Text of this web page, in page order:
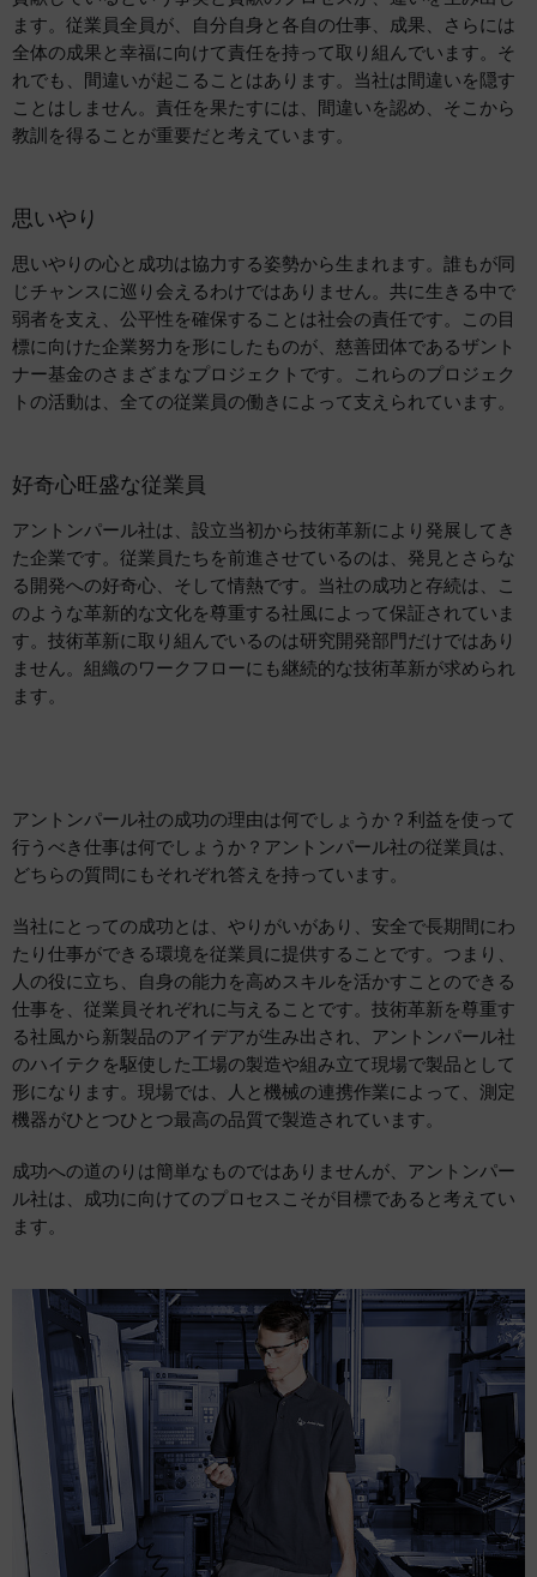
ます。従業員全員が、自分自身と各自の仕事、成果、さらには
全体の成果と幸福に向けて責任を持って取り組んでいます。そ
れでも、間違いが起こることはあります。当社は間違いを隠す
ことはしません。責任を果たすには、間違いを認め、そこから
教訓を得ることが重要だと考えています。
思いやり
思いやりの心と成功は協力する姿勢から生まれます。誰もが同
じチャンスに巡り会えるわけではありません。共に生きる中で
弱者を支え、公平性を確保することは社会の責任です。この目
標に向けた企業努力を形にしたものが、慈善団体であるザント
ナー基金のさまざまなプロジェクトです。これらのプロジェク
トの活動は、全ての従業員の働きによって支えられています。
好奇心旺盛な従業員
アントンパール社は、設立当初から技術革新により発展してき
た企業です。従業員たちを前進させているのは、発見とさらな
る開発への好奇心、そして情熱です。当社の成功と存続は、こ
のような革新的な文化を尊重する社風によって保証されていま
す。技術革新に取り組んでいるのは研究開発部門だけではあり
ません。組織のワークフローにも継続的な技術革新が求められ
ます。
アントンパール社の成功の理由は何でしょうか？利益を使って
行うべき仕事は何でしょうか？アントンパール社の従業員は、
どちらの質問にもそれぞれ答えを持っています。
当社にとっての成功とは、やりがいがあり、安全で長期間にわ
たり仕事ができる環境を従業員に提供することです。つまり、
人の役に立ち、自身の能力を高めスキルを活かすことのできる
仕事を、従業員それぞれに与えることです。技術革新を尊重す
る社風から新製品のアイデアが生み出され、アントンパール社
のハイテクを駆使した工場の製造や組み立て現場で製品として
形になります。現場では、人と機械の連携作業によって、測定
機器がひとつひとつ最高の品質で製造されています。
成功への道のりは簡単なものではありませんが、アントンパー
ル社は、成功に向けてのプロセスこそが目標であると考えてい
ます。